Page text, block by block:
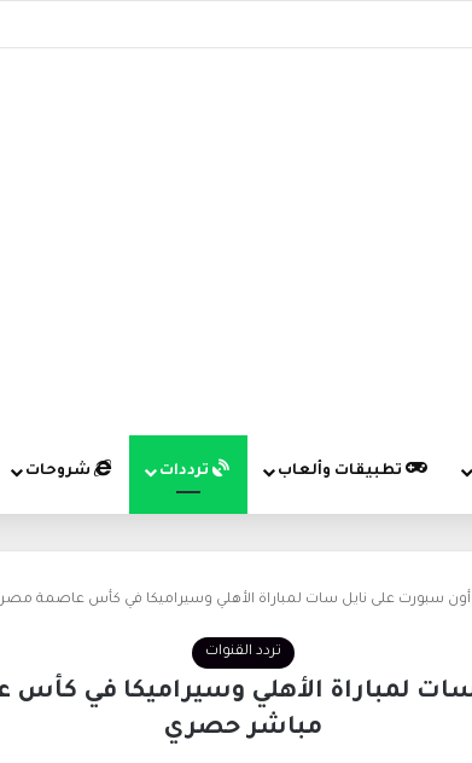
تطبيقات وألعاب ترددات شروحات
سبورت على نايل سات لمباراة الأهلي وسيراميكا في كأس عاصمة مصر 2026 ولمتابعة بث مباشر حصري
تردد القنوات
مباشر حصري